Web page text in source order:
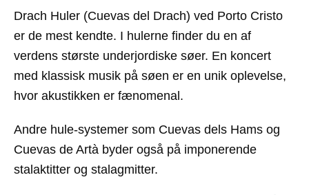
Drach Huler (Cuevas del Drach) ved Porto Cristo
er de mest kendte. I hulerne finder du en af
verdens største underjordiske søer. En koncert
med klassisk musik på søen er en unik oplevelse,
hvor akustikken er fænomenal.
Andre hule-systemer som Cuevas dels Hams og
Cuevas de Artà byder også på imponerende
stalaktitter og stalagmitter.